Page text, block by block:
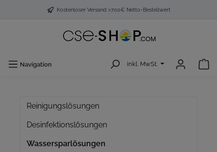
Kostenloser Versand >700€ Netto-Bestellwert
Navigation inkl. MwSt.
Reinigungslösungen
Desinfektionslösungen
Wassersparlösungen